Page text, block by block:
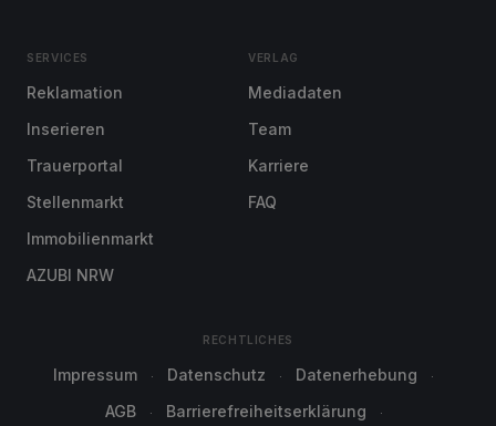
SERVICES
Reklamation
Inserieren
Trauerportal
Stellenmarkt
Immobilienmarkt
AZUBI NRW
VERLAG
Mediadaten
Team
Karriere
FAQ
RECHTLICHES
Impressum Datenschutz
Datenerhebung
AGB
Barrierefreiheitserklärung